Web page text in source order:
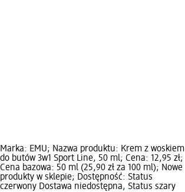
Marka: EMU; Nazwa produktu: Krem z woskiem
do butów 3w1 Sport Line, 50 ml; Cena: 12,95 zł;
Cena bazowa: 50 ml (25,90 zł za 100 ml); Nowe
produkty w sklepie; Dostępność: Status
czerwony Dostawa niedostępna, Status szary